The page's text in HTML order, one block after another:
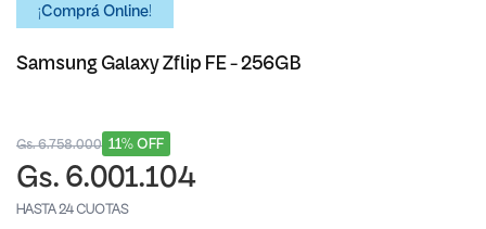
¡Comprá Online!
Samsung Galaxy Zflip FE - 256GB
11% OFF
Gs. 6.758.000
Gs. 6.001.104
HASTA 24 CUOTAS